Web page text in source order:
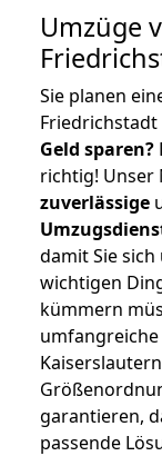
Umzüge
Sie planen
Geld sparen?
richtig! Unser
zuverlässige
damit Sie
wichtigen
kümmern
garantieren,
passende